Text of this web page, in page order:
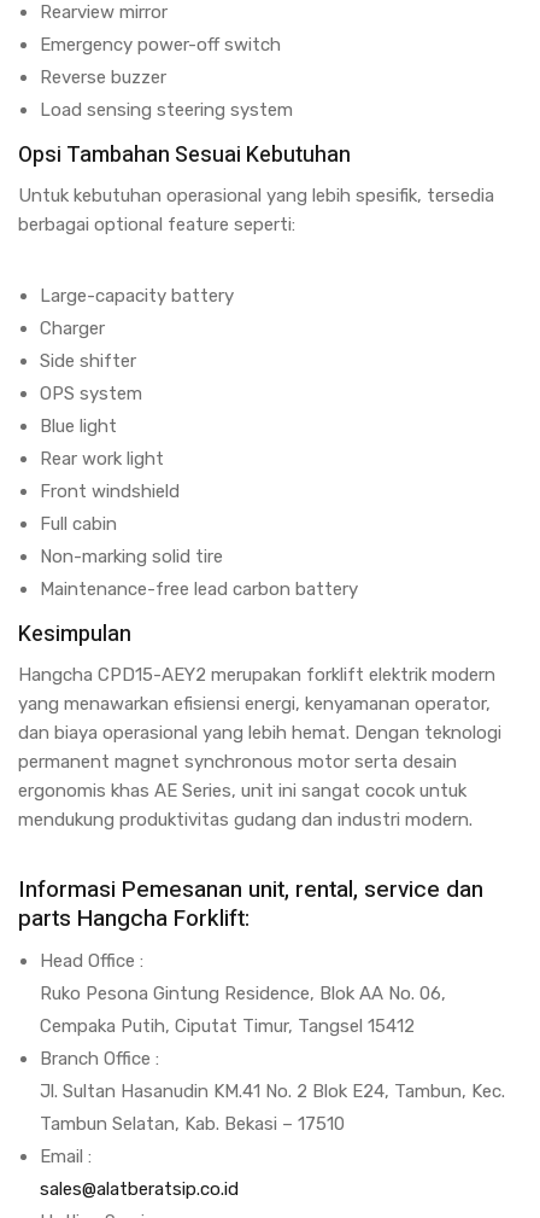
Rearview mirror
Emergency power-off switch
Reverse buzzer
Load sensing steering system
Opsi Tambahan Sesuai Kebutuhan
Untuk kebutuhan operasional yang lebih spesifik, tersedia
berbagai optional feature seperti:
Large-capacity battery
Charger
Side shifter
OPS system
Blue light
Rear work light
Front windshield
Full cabin
Non-marking solid tire
Maintenance-free lead carbon battery
Kesimpulan
Hangcha CPD15-AEY2 merupakan forklift elektrik modern
yang menawarkan efisiensi energi, kenyamanan operator,
dan biaya operasional yang lebih hemat. Dengan teknologi
permanent magnet synchronous motor serta desain
ergonomis khas AE Series, unit ini sangat cocok untuk
mendukung produktivitas gudang dan industri modern.
Informasi Pemesanan unit, rental, service dan
parts Hangcha Forklift:
Head Office :
Ruko Pesona Gintung Residence, Blok AA No. 06,
Cempaka Putih, Ciputat Timur, Tangsel 15412
Branch Office :
Jl. Sultan Hasanudin KM.41 No. 2 Blok E24, Tambun, Kec.
Tambun Selatan, Kab. Bekasi – 17510
Email :
sales@alatberatsip.co.id